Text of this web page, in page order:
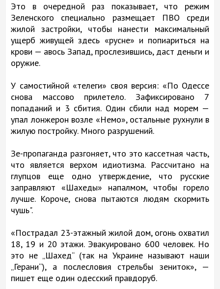
Это в очередной раз показывает, что режим
Зеленского специально размещает ПВО среди
жилой застройки, чтобы нанести максимальный
ущерб живущей здесь «русне» и попиариться на
крови — авось Запад, прослезившись, даст деньги и
оружие.
У самостийной «телеги» своя версия: «По Одессе
снова массово прилетело. Зафиксировано 7
попаданий и 3 сбития. Один сбили над морем —
упал лонжерон возле «Немо», остальные рухнули в
жилую постройку. Много разрушений.
Зе-пропаганда разгоняет, что это кассетная часть,
что является верхом идиотизма. Рассчитано на
глупцов еще одно утверждение, что русские
заправляют «Шахеды» напалмом, чтобы горело
лучше. Короче, снова пытаются людям скормить
чушь".
«Пострадал 23-этажный жилой дом, огонь охватил
18, 19 и 20 этажи. Эвакуировано 600 человек. Но
это не „Шахед“ (так на Украине называют наши
„Герани“), а послесловия стрельбы зениток», —
пишет еще один одесский правдоруб.